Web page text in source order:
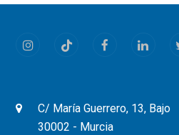
InstagramTiktok Facebook
C/ María Guerrero, 13, Bajo
30002 - Murcia